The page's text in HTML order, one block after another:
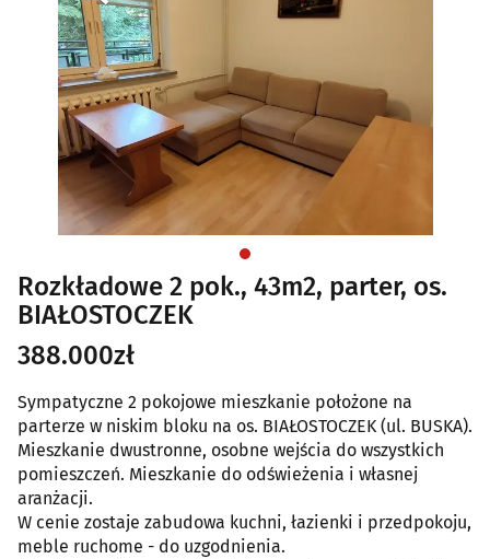
Rozkładowe 2 pok., 43m2, parter, os.
BIAŁOSTOCZEK
388.000zł
Sympatyczne 2 pokojowe mieszkanie położone na
parterze w niskim bloku na os. BIAŁOSTOCZEK (ul. BUSKA).
Mieszkanie dwustronne, osobne wejścia do wszystkich
pomieszczeń. Mieszkanie do odświeżenia i własnej
aranżacji.
W cenie zostaje zabudowa kuchni, łazienki i przedpokoju,
meble ruchome - do uzgodnienia.